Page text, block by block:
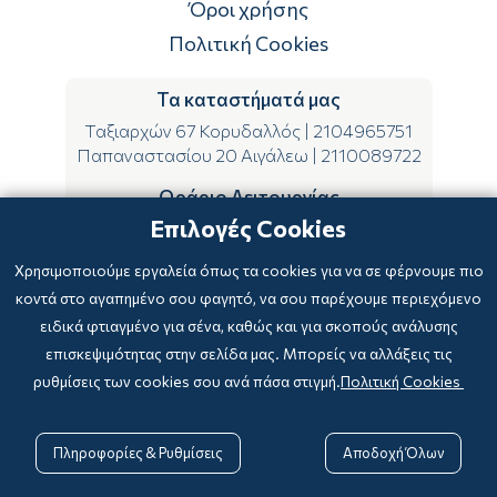
Όροι χρήσης
Πολιτική Cookies
Τα καταστήματά μας
Ταξιαρχών 67 Κορυδαλλός
2104965751
Παπαναστασίου 20 Αιγάλεω
2110089722
Ωράριο Λειτουργίας
ΔΕ-ΤΕ-ΣΑ 09:00-15:00
Επιλογές Cookies
Χρησιμοποιούμε εργαλεία όπως τα cookies για να σε φέρνουμε πιο
κοντά στο αγαπημένο σου φαγητό, να σου παρέχουμε περιεχόμενο
ειδικά φτιαγμένο για σένα, καθώς και για σκοπούς ανάλυσης
επισκεψιμότητας στην σελίδα μας. Μπορείς να αλλάξεις τις
ρυθμίσεις των cookies σου ανά πάσα στιγμή.Πολιτική Cookies
Πληροφορίες & Ρυθμίσεις Αποδοχή Όλων